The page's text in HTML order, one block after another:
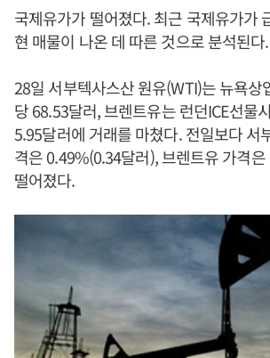
국제유가가 떨어졌다. 최근 국제유가가
현 매물이 나온 데 따른 것으로 분석된다.
28일 서부텍사스산 원유(WTI)는 뉴욕상
당 68.53달러, 브렌트유는 런던ICE선물
5.95달러에 거래를 마쳤다. 전일보다 서
격은 0.49%(0.34달러), 브렌트유 가격
떨어졌다.